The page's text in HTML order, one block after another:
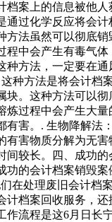
档案上的信息被他人
通过化学反应将会
方法虽然可以彻底
程中会产生有毒气体
种方法，一定要在
种方法是将会计档
块。这种方法可以彻
炼过程中会产生大量
有害。. 生物降解法
有害物质分解为无
间较长。四、成功
功的会计档案销毁案
在处理废旧会计档
计档案回收服务，
作流程是这6月日长